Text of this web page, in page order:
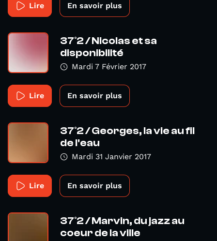
Lire En savoir plus
37°2 / Nicolas et sa
disponibilité
Mardi 7 Février 2017
Lire En savoir plus
37°2 / Georges, la vie au fil
de l'eau
Mardi 31 Janvier 2017
Lire En savoir plus
37°2 / Marvin, du jazz au
coeur de la ville